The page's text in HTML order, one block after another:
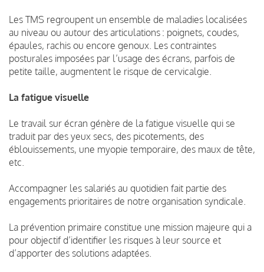
Les TMS regroupent un ensemble de maladies localisées
au niveau ou autour des articulations : poignets, coudes,
épaules, rachis ou encore genoux. Les contraintes
posturales imposées par l’usage des écrans, parfois de
petite taille, augmentent le risque de cervicalgie.
La fatigue visuelle
Le travail sur écran génère de la fatigue visuelle qui se
traduit par des yeux secs, des picotements, des
éblouissements, une myopie temporaire, des maux de tête,
etc.
Accompagner les salariés au quotidien fait partie des
engagements prioritaires de notre organisation syndicale.
La prévention primaire constitue une mission majeure qui a
pour objectif d’identifier les risques à leur source et
d’apporter des solutions adaptées.